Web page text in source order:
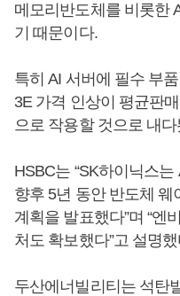
메모리반도체를 비롯한
기 때문이다.
특히 AI 서버에 필수 부
3E 가격 인상이 평균판
으로 작용할 것으로 내
HSBC는 “SK하이닉스
향후 5년 동안 반도체 웨
계획을 발표했다”며 “엔
처도 확보했다”고 설명
두산에너빌리티는 석탄